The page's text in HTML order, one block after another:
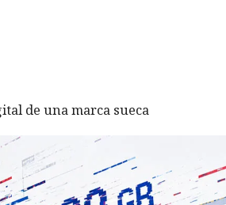
de una marca sueca